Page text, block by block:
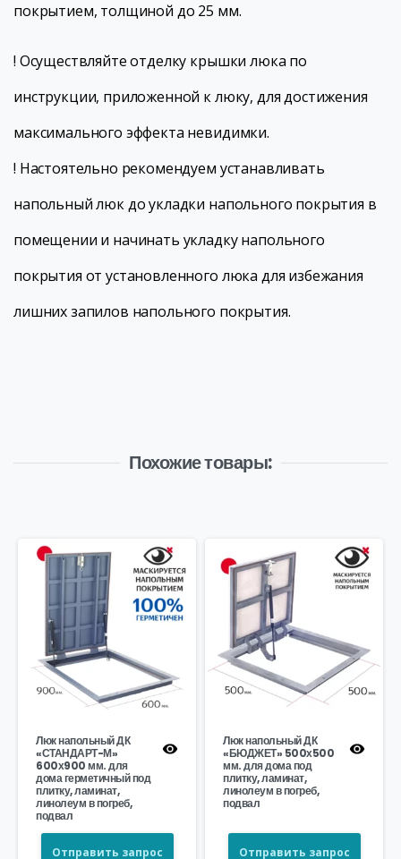
покрытием, толщиной до 25 мм.
! Осуществляйте отделку крышки люка по
инструкции, приложенной к люку, для достижения
максимального эффекта невидимки.
! Настоятельно рекомендуем устанавливать
напольный люк до укладки напольного покрытия в
помещении и начинать укладку напольного
покрытия от установленного люка для избежания
лишних запилов напольного покрытия.
Похожие товары:
Люк напольный ДК
«СТАНДАРТ-М»
600х900 мм. для
дома герметичный под
плитку, ламинат,
линолеум в погреб,
подвал
Отправить запрос
Люк напольный ДК
«БЮДЖЕТ» 500х500
мм. для дома под
плитку, ламинат,
линолеум в погреб,
подвал
Отправить запрос